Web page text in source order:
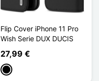
Flip Cover iPhone 11 Pro
Wish Serie DUX DUCIS
27,99 €
Schwarz